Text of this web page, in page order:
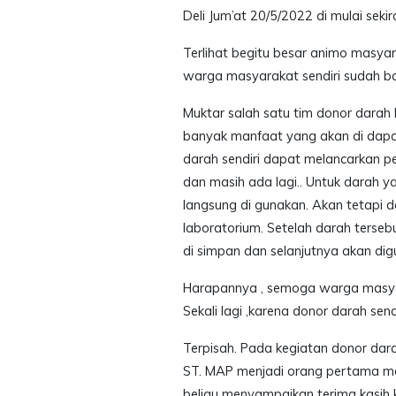
Deli Jum’at 20/5/2022 di mulai
Terlihat begitu besar animo
warga masyarakat sendiri sudah
Muktar salah satu tim donor
banyak manfaat yang akan di
darah sendiri dapat melancarkan
dan masih ada lagi.. Untuk darah
langsung di gunakan. Akan tetapi
laboratorium. Setelah darah
di simpan dan selanjutnya akan
Harapannya , semoga warga
Sekali lagi ,karena donor darah
Terpisah. Pada kegiatan donor
ST. MAP menjadi orang pertama